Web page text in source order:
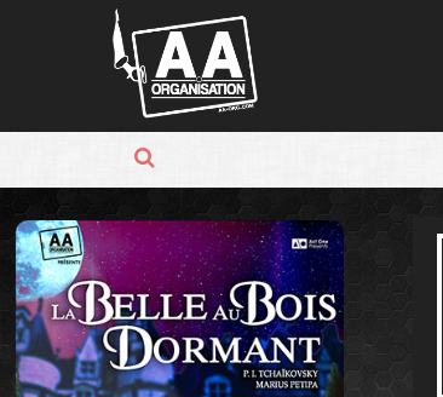
Panneau de gestion des cookies